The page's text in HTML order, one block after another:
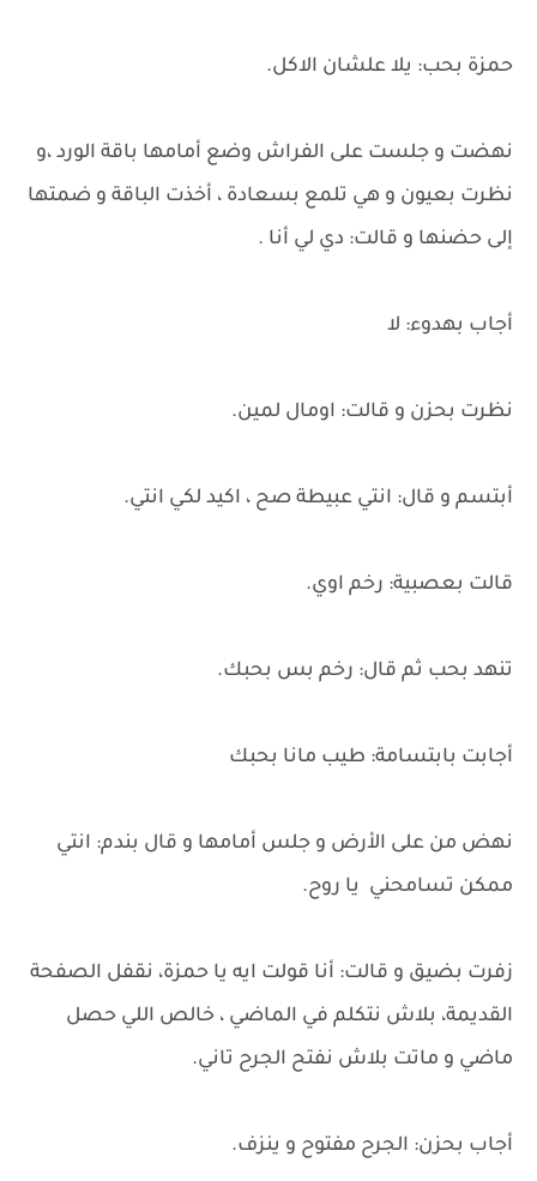
حمزة بحب: يلا علشان الاكل.
نهضت و جلست على الفراش وضع أمامها باقة الورد ،و
نظرت بعيون و هي تلمع بسعادة ، أخذت الباقة و ضمتها
إلى حضنها و قالت: دي لي أنا .
أجاب بهدوء: لا
نظرت بحزن و قالت: اومال لمين.
أبتسم و قال: انتي عبيطة صح ، اكيد لكي انتي.
قالت بعصبية: رخم اوي.
تنهد بحب ثم قال: رخم بس بحبك.
أجابت بابتسامة: طيب مانا بحبك
نهض من على الأرض و جلس أمامها و قال بندم: انتي
ممكن تسامحني يا روح.
زفرت بضيق و قالت: أنا قولت ايه يا حمزة، نقفل الصفحة
القديمة، بلاش نتكلم في الماضي ، خالص اللي حصل
ماضي و ماتت بلاش نفتح الجرح تاني.
أجاب بحزن: الجرح مفتوح و ينزف.